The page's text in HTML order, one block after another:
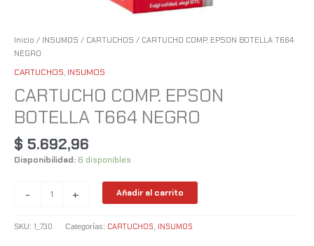
Inicio / INSUMOS / CARTUCHOS / CARTUCHO COMP. EPSON BOTELLA T664
NEGRO
CARTUCHOS, INSUMOS
CARTUCHO COMP. EPSON
BOTELLA T664 NEGRO
$ 5.692,96
Disponibilidad: 6 disponibles
- + Añadir al carrito
SKU: 1_730 Categorías: CARTUCHOS INSUMOS